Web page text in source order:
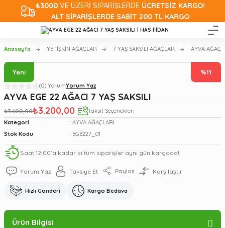
₺3000VE ÜZERİ SİPARİŞLERDE ÜCRETSİZ KARGO!
ALT SİPARİŞLERDE SABİT 200 TL KARGO
Anasayfa YETİŞKİN AĞAÇLAR 7 YAŞ SAKSILI AĞAÇLAR AYVA
Yeni %11
(0) YorumYorum Yaz
AYVA EGE 22 AĞACI 7 YAŞ SAKSILI
₺3.600,00₺3.200,00
Taksit Seçenekleri
Kategori
AYVA AĞAÇLARI
Stok Kodu
EGE227_01
Saat 12:00’a kadar ki tüm siparişler aynı gün kargoda!
Yorum Yaz Tavsiye Et Paylaş Karşılaştır
Hızlı Gönderi Kargo Bedava
Ürün Bilgisi